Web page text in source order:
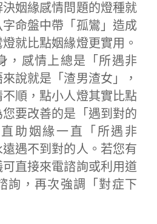
決姻緣感情問題的燈種就
命盤中帶「孤鸞」造成
就比點姻緣燈更實用。
，感情上總是「所遇非
說就是「渣男渣女」，
順，點小人燈其實比點
要改善的是「遇到對的
助姻緣一直「所遇非
遇不到對的人。若您有
直接來電諮詢或利用道
詢，再次強調「對症下